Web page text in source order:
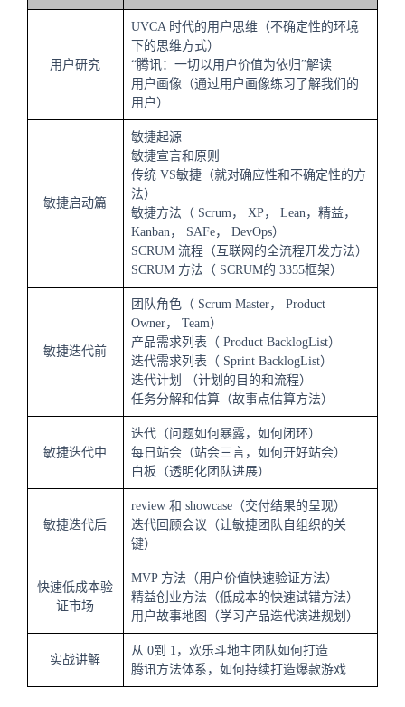
用户研究
UVCA 时代的用户思维（不确定性的环境
下的思维方式）
“腾讯：一切以用户价值为依归”解读
用户画像（通过用户画像练习了解我们的
用户）
敏捷启动篇
敏捷起源
敏捷宣言和原则
传统 VS敏捷（就对确应性和不确定性的方
法）
敏捷方法（ Scrum ， XP， Lean ，精益，
Kanban ， SAFe， DevOps）
SCRUM 流程（互联网的全流程开发方法）
SCRUM 方法（ SCRUM的 3355框架）
敏捷迭代前
团队角色（ Scrum Master， Product
Owner， Team）
产品需求列表（ Product BacklogList）
迭代需求列表（ Sprint BacklogList）
迭代计划 （计划的目的和流程）
任务分解和估算（故事点估算方法）
敏捷迭代中
迭代（问题如何暴露，如何闭环）
每日站会（站会三言，如何开好站会）
白板（透明化团队进展）
敏捷迭代后
review 和 showcase （交付结果的呈现）
迭代回顾会议（让敏捷团队自组织的关
键）
快速低成本验
证市场
MVP 方法（用户价值快速验证方法）
精益创业方法（低成本的快速试错方法）
用户故事地图（学习产品迭代演进规划）
实战讲解
从 0到 1 ，欢乐斗地主团队如何打造
腾讯方法体系，如何持续打造爆款游戏